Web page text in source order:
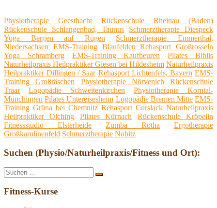
Physiotherapie Geesthacht
Rückenschule Rheinau (Baden)
Rückenschule Schlangenbad, Taunus
Schmerztherapie Diespeck
Yoga Bergen auf Rügen
Schmerztherapie Emmerthal,
Niedersachsen
EMS-Training Blaufelden
Rehasport Großrosseln
Yoga Schramberg
EMS-Training Kaufbeuren
Pilates Biblis
Naturheilpraxis Heilpraktiker Giesen bei Hildesheim Naturheilpraxis
Heilpraktiker Dillingen / Saar Rehasport Lichtenfels, Bayern EMS-
Training Großräschen
Physiotherapie Nörvenich
Rückenschule
Traar
Logopädie Schweitenkirchen
Physiotherapie Korntal-
Münchingen Pilates Untereisesheim Logopädie Bremen Mitte EMS-
Training Grüna bei Chemnitz Rehasport Curslack Naturheilpraxis
Heilpraktiker Olching
Pilates Kürnach
Rückenschule Kröpelin
Fitnessstudio Elsterheide
Zumba Rötha
Ergotherapie
Großkarolinenfeld Schmerztherapie Nobitz
Suchen (Physio/Naturheilpraxis/Fitness und Ort):
Suche
nach:
Suchen
Fitness-Kurse